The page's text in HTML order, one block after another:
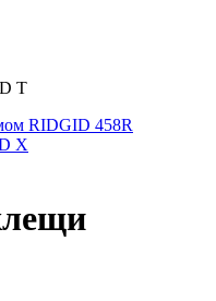
T
RIDGID 458R
X